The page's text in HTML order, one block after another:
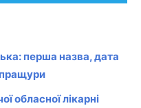
перша назва, дата
обласної лікарні